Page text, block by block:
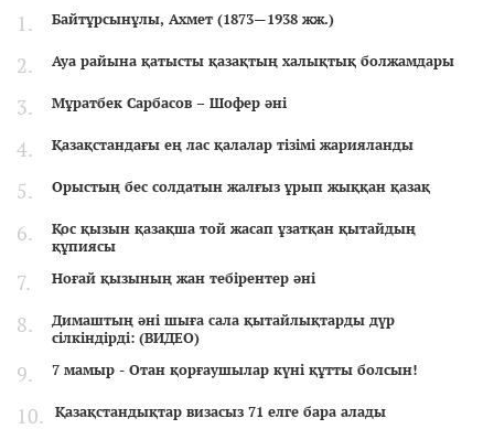
Байтұрсынұлы, Ахмет (1873—1938 жж.)
Ауа райына қатысты қазақтың халықтық болжамдары
Мұратбек Сарбасов – Шофер әні
Қазақстандағы ең лас қалалар тізімі жарияланды
Орыстың бес солдатын жалғыз ұрып жыққан қазақ
Қос қызын қазақша той жасап ұзатқан қытайдың
құпиясы
Ноғай қызының жан тебірентер әні
Димаштың әні шыға сала қытайлықтарды дүр
сілкіндірді: (ВИДЕО)
7 мамыр - Отан қорғаушылар күні құтты болсын!
Қазақстандықтар визасыз 71 елге бара алады